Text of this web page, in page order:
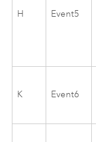
H Event5
K Event6